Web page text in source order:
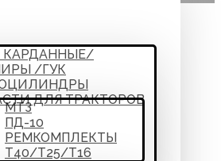
КАРДАННЫЕ/
/ГУК
ДЛЯ ТРАКТОРОВ
МТЗ
ПД-10
РЕМКОМПЛЕКТЫ
Т40/Т25/Т16